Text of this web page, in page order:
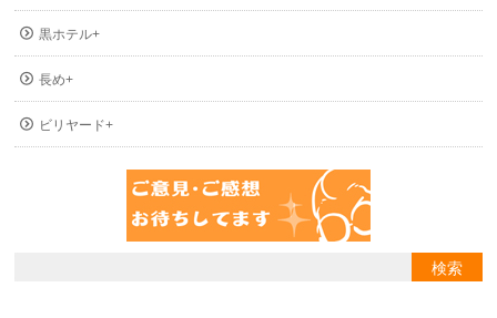
黒ホテル+
長め+
ビリヤード+